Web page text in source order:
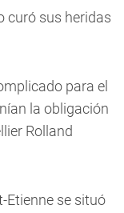
curó sus heridas
para el
la obligación
Rolland
Etienne se situó